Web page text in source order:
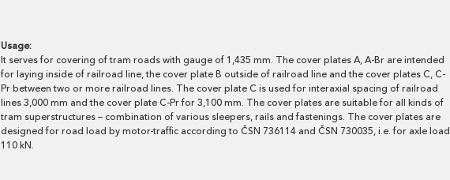
Usage:
It serves for covering of tram roads with gauge of 1,435 mm. The cover plates A, A-Br are intended
for laying inside of railroad line, the cover plate B outside of railroad line and the cover plates C, C-
Pr between two or more railroad lines. The cover plate C is used for interaxial spacing of railroad
lines 3,000 mm and the cover plate C-Pr for 3,100 mm. The cover plates are suitable for all kinds of
tram superstructures – combination of various sleepers, rails and fastenings. The cover plates are
designed for road load by motor-traffic according to ČSN 736114 and ČSN 730035, i.e. for axle load
110 kN.